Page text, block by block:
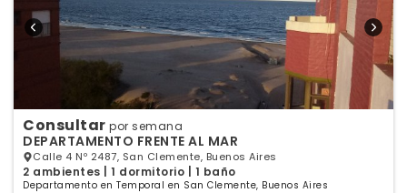
Consultar por semana
DEPARTAMENTO FRENTE AL MAR
Calle 4 Nº 2487, San Clemente, Buenos Aires
2 ambientes | 1 dormitorio | 1 baño
Departamento en Temporal en San Clemente, Buenos Aires